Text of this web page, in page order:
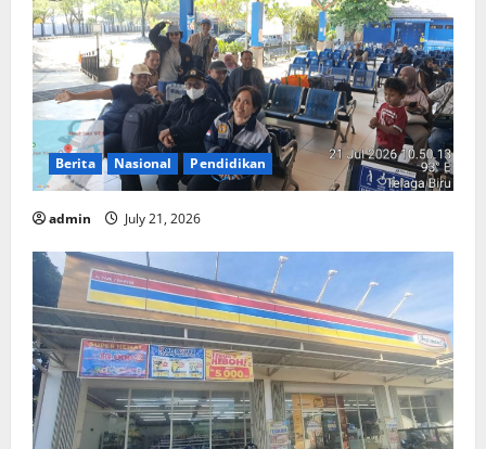
Berita Nasional Pendidikan
admin July 21, 2026